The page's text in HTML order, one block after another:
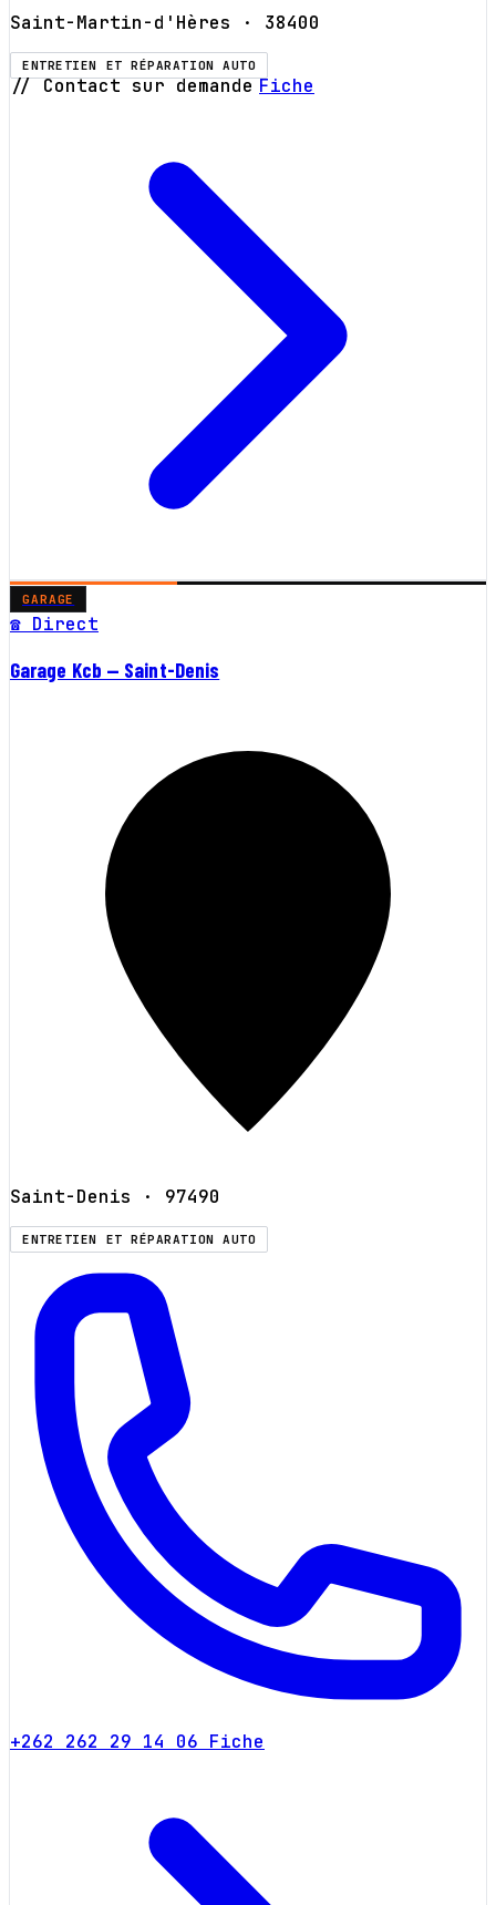
Saint-Martin-d'Hères · 38400
ENTRETIEN ET RÉPARATION AUTO
// Contact sur demande Fiche
GARAGE
☎ Direct
Garage Kcb — Saint-Denis
Saint-Denis · 97490
ENTRETIEN ET RÉPARATION AUTO
+262 262 29 14 06 Fiche